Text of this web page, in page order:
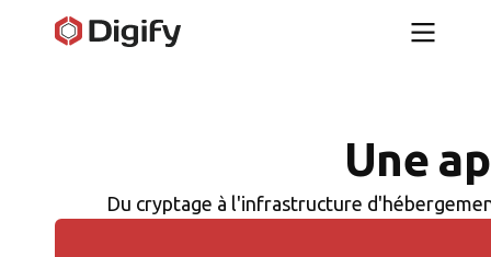
Une
Du cryptage à l'infrastructure